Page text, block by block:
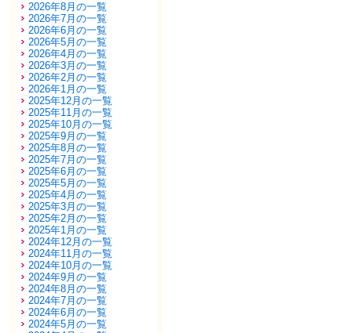
2026年8月の一覧
2026年7月の一覧
2026年6月の一覧
2026年5月の一覧
2026年4月の一覧
2026年3月の一覧
2026年2月の一覧
2026年1月の一覧
2025年12月の一覧
2025年11月の一覧
2025年10月の一覧
2025年9月の一覧
2025年8月の一覧
2025年7月の一覧
2025年6月の一覧
2025年5月の一覧
2025年4月の一覧
2025年3月の一覧
2025年2月の一覧
2025年1月の一覧
2024年12月の一覧
2024年11月の一覧
2024年10月の一覧
2024年9月の一覧
2024年8月の一覧
2024年7月の一覧
2024年6月の一覧
2024年5月の一覧